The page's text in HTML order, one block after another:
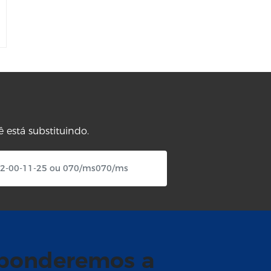
está substituindo.
a